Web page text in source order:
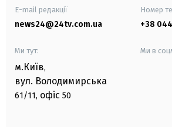
E-mail редакції
news24@24tv.com.ua
Номер
+38
Ми тут:
м.Київ,
вул. Володимирська
61/11, офіс 50
Ми в